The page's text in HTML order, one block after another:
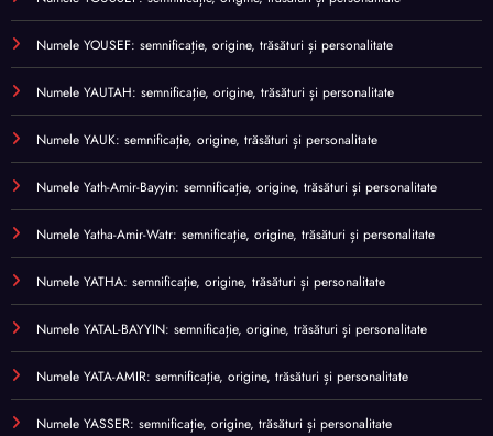
Numele YOUSEF: semnificație, origine, trăsături și personalitate
Numele YAUTAH: semnificație, origine, trăsături și personalitate
Numele YAUK: semnificație, origine, trăsături și personalitate
Numele Yath-Amir-Bayyin: semnificație, origine, trăsături și personalitate
Numele Yatha-Amir-Watr: semnificație, origine, trăsături și personalitate
Numele YATHA: semnificație, origine, trăsături și personalitate
Numele YATAL-BAYYIN: semnificație, origine, trăsături și personalitate
Numele YATA-AMIR: semnificație, origine, trăsături și personalitate
Numele YASSER: semnificație, origine, trăsături și personalitate